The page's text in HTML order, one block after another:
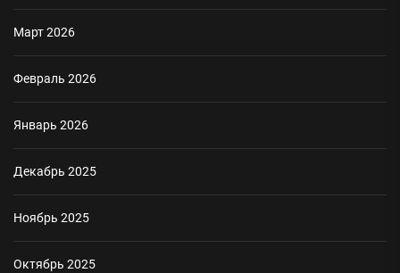
Март 2026
Февраль 2026
Январь 2026
Декабрь 2025
Ноябрь 2025
Октябрь 2025